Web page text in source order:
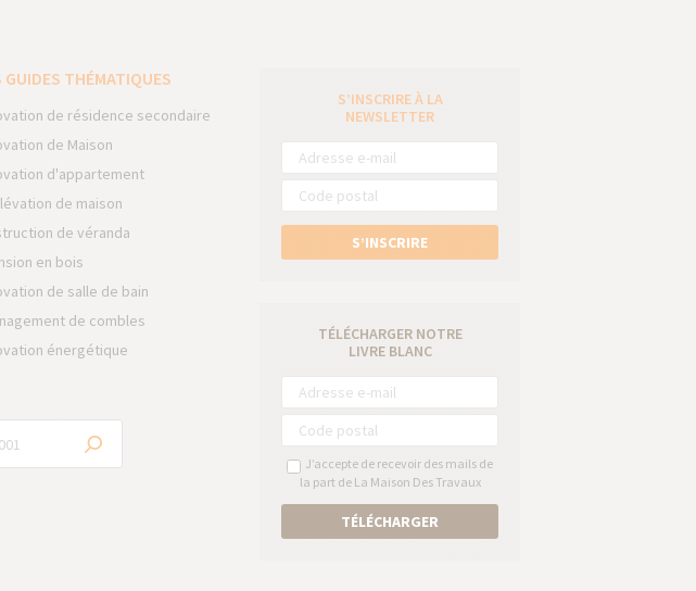
GUIDES THÉMATIQUES
de résidence secondaire
de Maison
d'appartement
de maison
de véranda
en bois
de salle de bain
de combles
énergétique
S’INSCRIRE À LA
NEWSLETTER
S’INSCRIRE
TÉLÉCHARGER NOTRE
LIVRE BLANC
J’accepte de recevoir des mails de
la part de La Maison Des Travaux
TÉLÉCHARGER